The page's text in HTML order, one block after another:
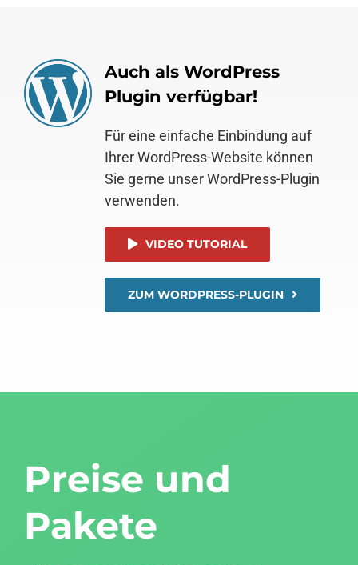
Auch als WordPress
Plugin verfügbar!
Für eine einfache Einbindung auf
Ihrer WordPress-Website können
Sie gerne unser WordPress-Plugin
verwenden.
VIDEO TUTORIAL
ZUM WORDPRESS-PLUGIN
Preise und
Pakete